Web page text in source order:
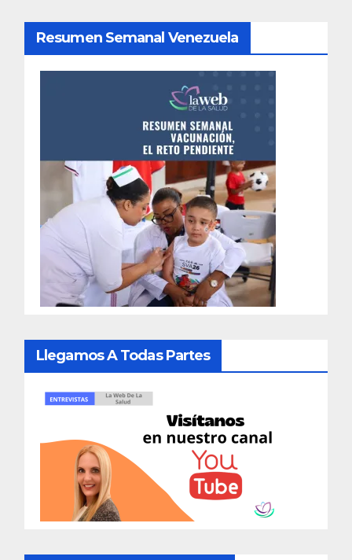
Resumen Semanal Venezuela
Llegamos A Todas Partes